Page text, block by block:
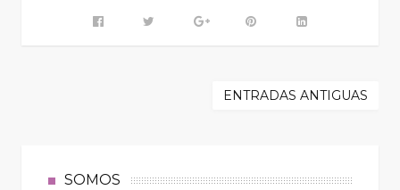
ENTRADAS ANTIGUAS
SOMOS